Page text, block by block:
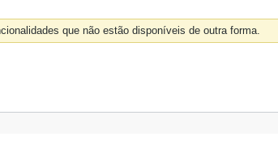
que não estão disponíveis de outra forma.